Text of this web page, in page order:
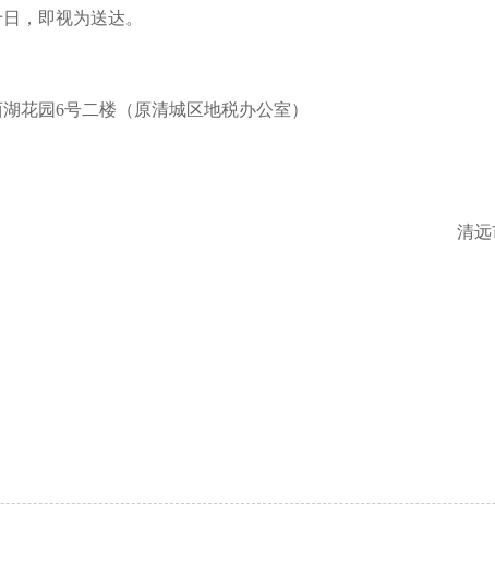
，即视为送达。
园6号二楼（原清城区地税办公室）
清